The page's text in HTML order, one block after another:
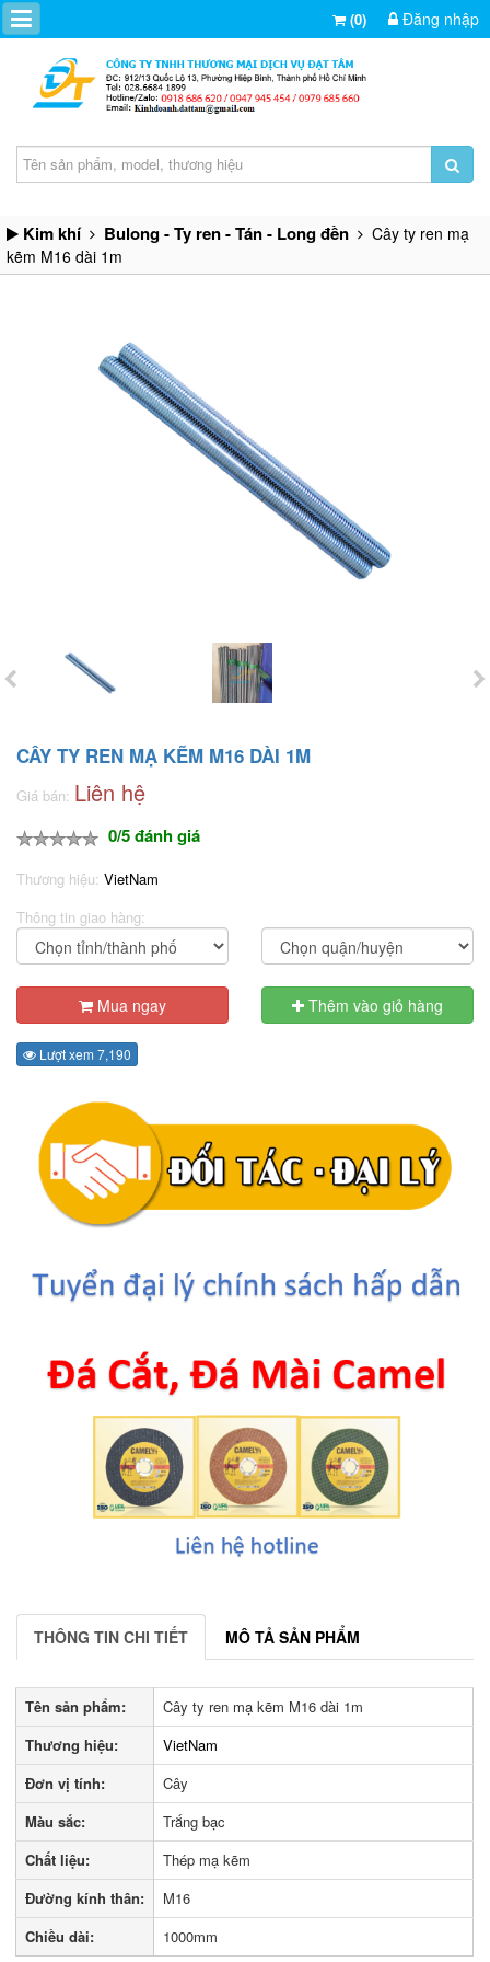
(0) Đăng nhập
Kim khí Bulong - Ty ren - Tán - Long đền
Cây ty ren mạ
kẽm M16 dài 1m
CÂY TY REN MẠ KẼM M16 DÀI 1M
Giá bán: Liên hệ
0/5 đánh giá
Thương hiệu: VietNam
Thông tin giao hàng:
Mua ngay Thêm vào giỏ hàng
Lượt xem 7,190
THÔNG TIN CHI TIẾT MÔ TẢ SẢN PHẨM
Tên sản phẩm:
Cây ty ren mạ kẽm M16 dài 1m
Thương hiệu:
VietNam
Đơn vị tính:
Cây
Màu sắc:
Trắng bạc
Chất liệu:
Thép mạ kẽm
Đường kính thân:
M16
Chiều dài:
1000mm